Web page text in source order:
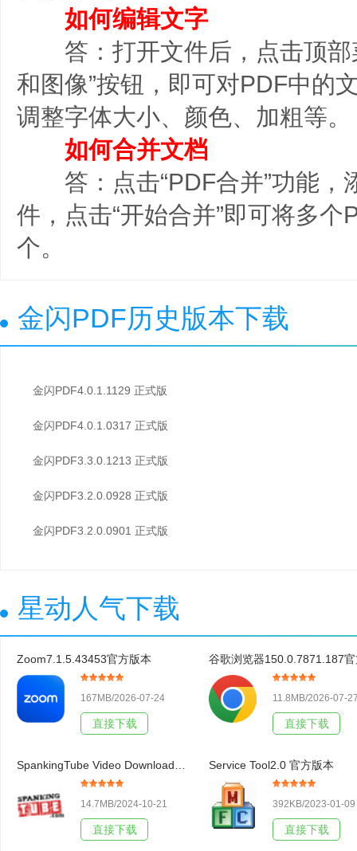
如何编辑文字
答：打开文件后，点击顶部
和图像”按钮，即可对PDF中的
调整字体大小、颜色、加粗等。
如何合并文档
答：点击“PDF合并”功能，
件，点击“开始合并”即可将多个
个。
金闪PDF历史版本下载
金闪PDF4.0.1.1129 正式版
金闪PDF4.0.1.0317 正式版
金闪PDF3.3.0.1213 正式版
金闪PDF3.2.0.0928 正式版
金闪PDF3.2.0.0901 正式版
星动人气下载
Zoom7.1.5.43453官方版本
167MB/2026-07-24
直接下载
11.8MB/2026-07-
直接下载
14.7MB/2024-10-21
直接下载
Service Tool2.0 官方版本
392KB/2023-01-09
直接下载